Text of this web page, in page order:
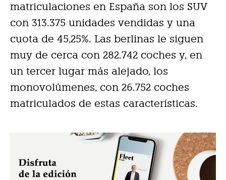
matriculaciones en España son los SUV
con 313.375 unidades vendidas y una
cuota de 45,25%. Las berlinas le siguen
muy de cerca con 282.742 coches y, en
un tercer lugar más alejado, los
monovolúmenes, con 26.752 coches
matriculados de estas características.